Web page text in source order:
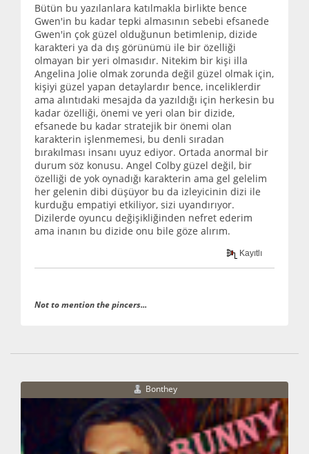
Bütün bu yazılanlara katılmakla birlikte bence
Gwen'in bu kadar tepki almasının sebebi efsanede
Gwen'in çok güzel olduğunun betimlenip, dizide
karakteri ya da dış görünümü ile bir özelliği
olmayan bir yeri olmasıdır. Nitekim bir kişi illa
Angelina Jolie olmak zorunda değil güzel olmak için,
kişiyi güzel yapan detaylardır bence, inceliklerdir
ama alıntıdaki mesajda da yazıldığı için herkesin bu
kadar özelliği, önemi ve yeri olan bir dizide,
efsanede bu kadar stratejik bir önemi olan
karakterin işlenmemesi, bu denli sıradan
bırakılması insanı uyuz ediyor. Ortada anormal bir
durum söz konusu. Angel Colby güzel değil, bir
özelliği de yok oynadığı karakterin ama gel gelelim
her gelenin dibi düşüyor bu da izleyicinin dizi ile
kurduğu empatiyi etkiliyor, sizi uyandırıyor.
Dizilerde oyuncu değişikliğinden nefret ederim
ama inanın bu dizide onu bile göze alırım.
Kayıtlı
Not to mention the pincers...
Bonthey